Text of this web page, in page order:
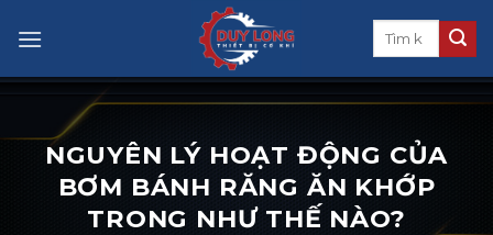
NGUYÊN LÝ HOẠT ĐỘNG CỦA
BƠM BÁNH RĂNG ĂN KHỚP
TRONG NHƯ THẾ NÀO?